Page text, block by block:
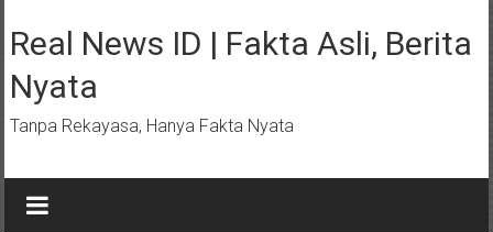
ke
konten
Real News ID | Fakta Asli, Berita
Nyata
Tanpa Rekayasa, Hanya Fakta Nyata